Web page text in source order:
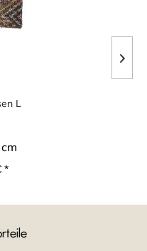
L
*